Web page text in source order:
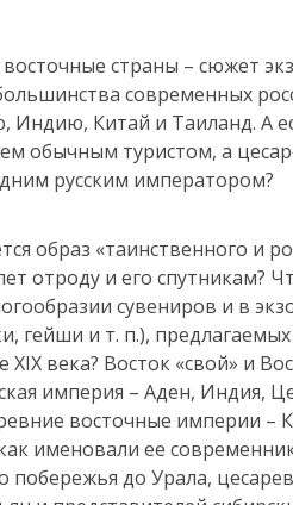
страны – сюжет
современных
Индию, Китай и Таиланд. А
обычным туристом, а
русским императором?
образ «таинственного и
отроду и его спутникам?
сувениров и в
гейши и т. п.),
XIX века? Восток «свой» и
империя – Аден, Индия,
восточные империи –
именовали ее
побережья до Урала,